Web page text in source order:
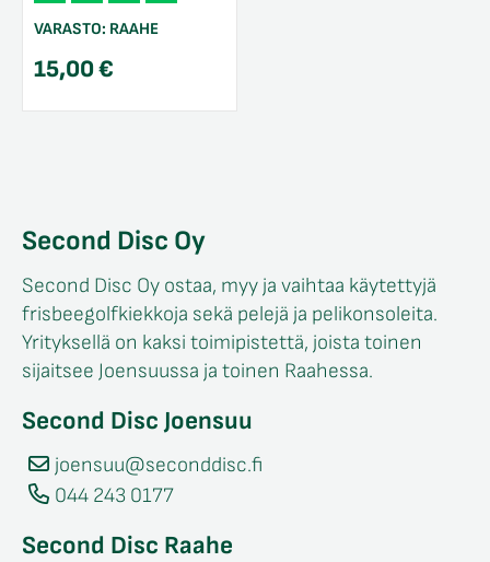
VARASTO: RAAHE
15,00€
Second Disc Oy
Second Disc Oy ostaa, myy ja vaihtaa käytettyjä
frisbeegolfkiekkoja sekä pelejä ja pelikonsoleita.
Yrityksellä on kaksi toimipistettä, joista toinen
sijaitsee Joensuussa ja toinen Raahessa.
Second Disc Joensuu
joensuu@seconddisc.fi
044 243 0177
Second Disc Raahe